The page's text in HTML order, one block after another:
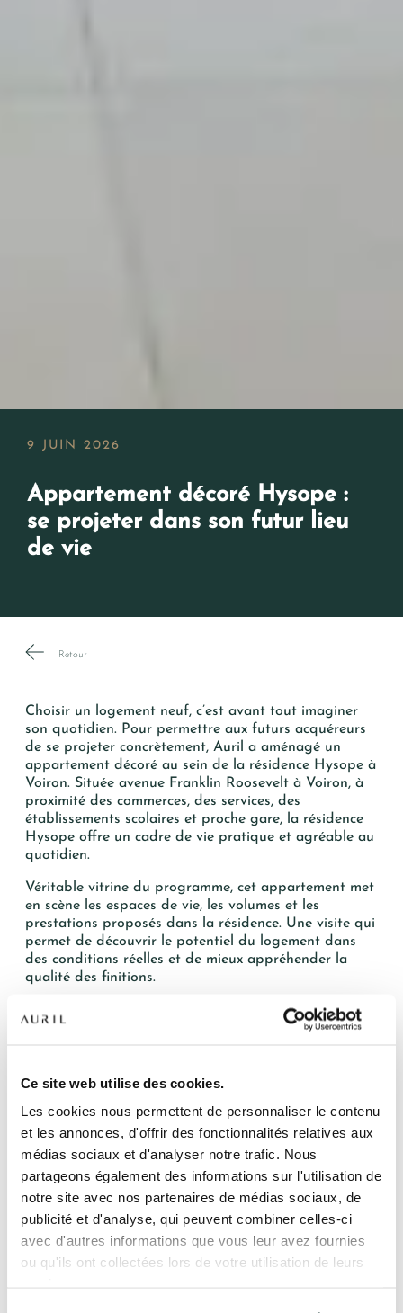
Ce site web utilise des cookies.
Les cookies nous permettent de personnaliser le contenu
et les annonces, d'offrir des fonctionnalités relatives aux
médias sociaux et d'analyser notre trafic. Nous
partageons également des informations sur l'utilisation de
notre site avec nos partenaires de médias sociaux, de
publicité et d'analyse, qui peuvent combiner celles-ci
avec d'autres informations que vous leur avez fournies
ou qu'ils ont collectées lors de votre utilisation de leurs
QUI SOMMES-NOUS ?
L’EXPERTISE AURIL
NOS RÉALISATIONS
ACTUALITÉS
COMPTE CLIENT
Appartement décoré Hysope :
se projeter dans son futur lieu
de vie
9 JUIN 2026
Retour
Choisir un logement neuf, c’est avant tout imaginer
son quotidien. Pour permettre aux futurs acquéreurs
de se projeter concrètement, Auril a aménagé un
appartement décoré au sein de la résidence Hysope à
Voiron. Située avenue Franklin Roosevelt à Voiron, à
proximité des commerces, des services, des
établissements scolaires et proche gare, la résidence
Hysope offre un cadre de vie pratique et agréable au
quotidien.
Véritable vitrine du programme, cet appartement met
en scène les espaces de vie, les volumes et les
prestations proposés dans la résidence. Une visite qui
permet de découvrir le potentiel du logement dans
des conditions réelles et de mieux appréhender la
qualité des finitions.
Découvrir la qualité des prestations en conditions
Visiter un appartement décoré permet d’aller bien au-
delà d’un simple plan. Les futurs propriétaires
peuvent apprécier concrètement les dimensions des
pièces, la circulation entre les espaces, la luminosité
ou encore les prestations proposées.
Cette immersion facilite la projection et aide chacun à
imaginer son futur quotidien au sein de la résidence.
Des opportunités encore disponibles à Voiron